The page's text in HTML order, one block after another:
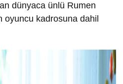
dünyaca ünlü Rumen
oyuncu kadrosuna dahil